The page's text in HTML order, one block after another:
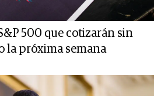
500 que cotizarán sin
la próxima semana